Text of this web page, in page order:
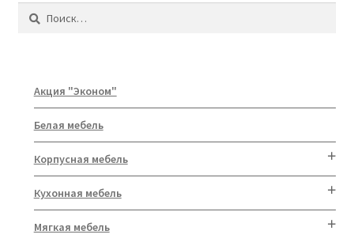
Найти:
Акция "Эконом"
Белая мебель
Корпусная мебель
Кухонная мебель
Мягкая мебель